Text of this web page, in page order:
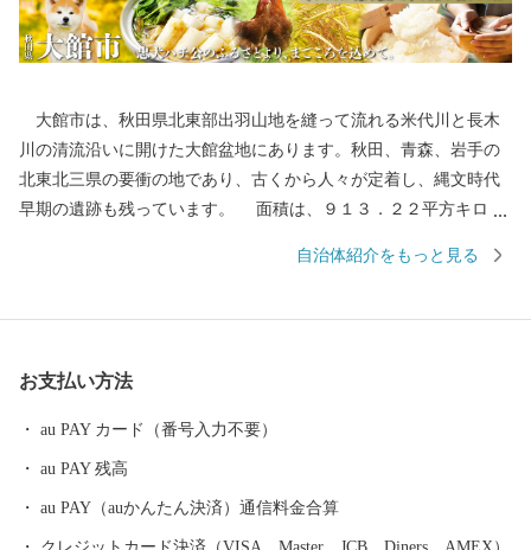
大館市は、秋田県北東部出羽山地を縫って流れる米代川と長木
川の清流沿いに開けた大館盆地にあります。秋田、青森、岩手の
北東北三県の要衝の地であり、古くから人々が定着し、縄文時代
早期の遺跡も残っています。 面積は、９１３．２２平方キロメ
能代空港）や日本海沿岸東北自動車道などの高速交通体系の整備
ふるさとの味「きりたんぽ鍋」の本場 ・日本三大美味鶏「比内
地鶏」 ・安全安心な「あきたこまち100％のお米」 ・出荷頭
さと 【大館市の特産品が、テレビや記事で紹介されていま
す！！】 ▼ベニヤマきりたんぽ工房のスープを使用している
「きりたんぽラーメン」がテレビで紹介されました。 2025
自治体紹介をもっと見る
お支払い方法
au PAY カード（番号入力不要）
au PAY 残高
au PAY（auかんたん決済）通信料金合算